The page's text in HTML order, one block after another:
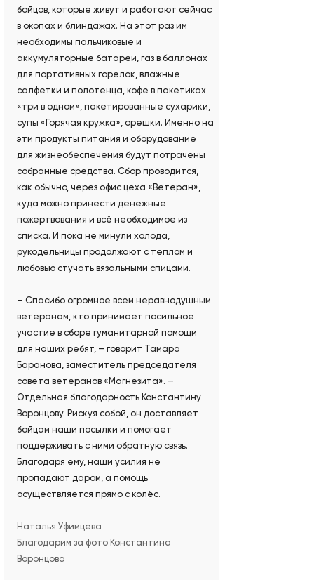
бойцов, которые живут и работают сейчас
в окопах и блиндажах. На этот раз им
необходимы пальчиковые и
аккумуляторные батареи, газ в баллонах
для портативных горелок, влажные
салфетки и полотенца, кофе в пакетиках
«три в одном», пакетированные сухарики,
супы «Горячая кружка», орешки. Именно на
эти продукты питания и оборудование
для жизнеобеспечения будут потрачены
собранные средства. Сбор проводится,
как обычно, через офис цеха «Ветеран»,
куда можно принести денежные
пожертвования и всё необходимое из
списка. И пока не минули холода,
рукодельницы продолжают с теплом и
любовью стучать вязальными спицами.
– Спасибо огромное всем неравнодушным
ветеранам, кто принимает посильное
участие в сборе гуманитарной помощи
для наших ребят, – говорит Тамара
Баранова, заместитель председателя
совета ветеранов «Магнезита». –
Отдельная благодарность Константину
Воронцову. Рискуя собой, он доставляет
бойцам наши посылки и помогает
поддерживать с ними обратную связь.
Благодаря ему, наши усилия не
пропадают даром, а помощь
осуществляется прямо с колёс.
Наталья Уфимцева
Благодарим за фото Константина
Воронцова